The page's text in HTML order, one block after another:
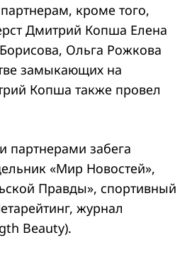
кроме того,
Дмитрий Копша Елена
Ольга Рожкова
замыкающих на
Копша также провел
забега
«Мир Новостей»,
Правды», спортивный
журнал
Beauty).